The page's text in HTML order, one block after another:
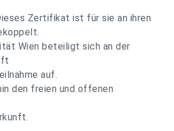
Zertifikat ist für sie an ihren
Wien beteiligt sich an der
auf.
den freien und offenen